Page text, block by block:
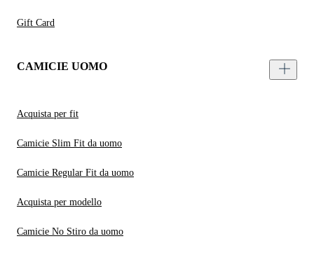
Gift Card
CAMICIE UOMO
Acquista per fit
Camicie Slim Fit da uomo
Camicie Regular Fit da uomo
Acquista per modello
Camicie No Stiro da uomo